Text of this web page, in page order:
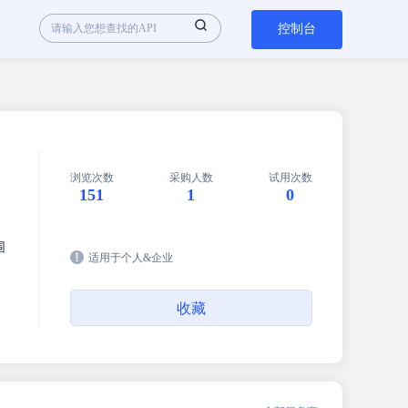
浏览次数
151
采购人数
1
试用次数
0
适用于个人&企业
收藏
控制台